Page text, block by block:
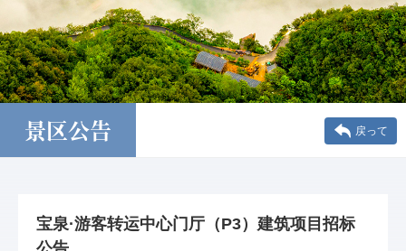
景区公告 戻って
宝泉·游客转运中心门厅（P3）建筑项目招标